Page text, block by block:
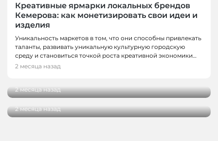
Креативные ярмарки локальных брендов
Кемерова: как монетизировать свои идеи и
изделия
Уникальность маркетов в том, что они способны привлекать
таланты, развивать уникальную культурную городскую
среду и становиться точкой роста креативной экономики…
2 месяца назад
БИЗНЕС И ФИНАНСЫ, НОВОСТИ, НОВОСТИ
КЕМЕРОВО
В Кемерове презентовали книгу о
женщинах, которые не побоялись начать
2 месяца назад
БИЗНЕС И ФИНАНСЫ
вашему бизнесу – вот тактика роста!
2 месяца назад